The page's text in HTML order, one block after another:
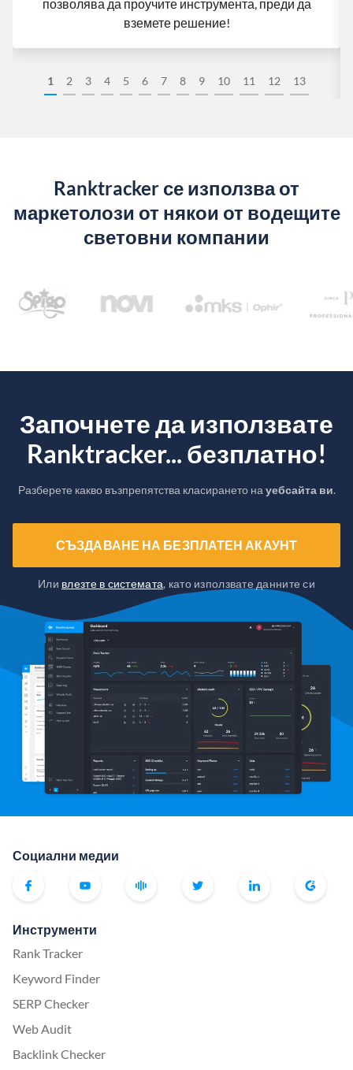
1 2 3 4 5 6 7 8 9 10 11 12 13
позволява да проучите инструмента, преди да
вземете решение!
Ranktracker се използва от
маркетолози от някои от водещите
световни компании
Започнете да използвате
Ranktracker... безплатно!
Разберете какво възпрепятства класирането на уебсайта ви.
СЪЗДАВАНЕ НА БЕЗПЛАТЕН АКАУНТ
Или влезте в системата, като използвате данните си
Социални медии
Инструменти
Rank Tracker
Keyword Finder
SERP Checker
Web Audit
Backlink Checker